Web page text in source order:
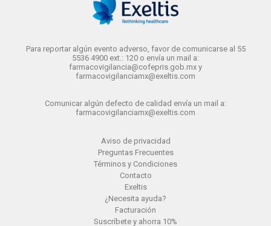
Aviso de privacidad
Preguntas Frecuentes
Términos y Condiciones
Contacto
Exeltis
¿Necesita ayuda?
Facturación
Suscríbete y ahorra 10%
Para reportar algún evento adverso, favor de comunicarse al 55
5536 4900 ext.: 120 o envía un mail a:
farmacovigilancia@cofepris.gob.mx y
farmacovigilanciamx@exeltis.com
Comunicar algún defecto de calidad envía un mail a:
farmacovigilanciamx@exeltis.com